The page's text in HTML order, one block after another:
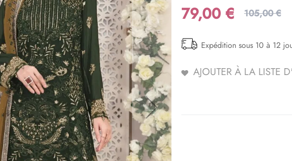
79,00 € 105,00 €
Expédition sous 10 à 12
AJOUTER À LA LISTE